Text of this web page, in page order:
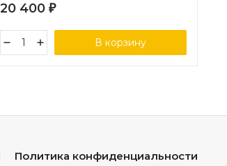
20 400 ₽
В корзину
Политика конфиденциальности